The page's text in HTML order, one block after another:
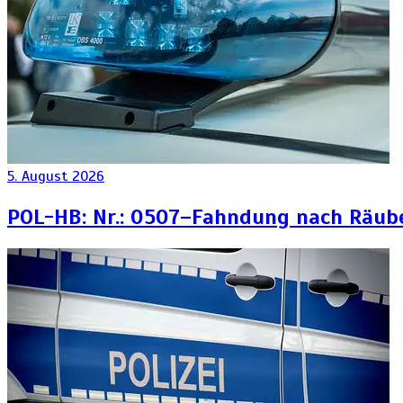
5. August 2026
POL-HB: Nr.: 0507–Fahndung nach